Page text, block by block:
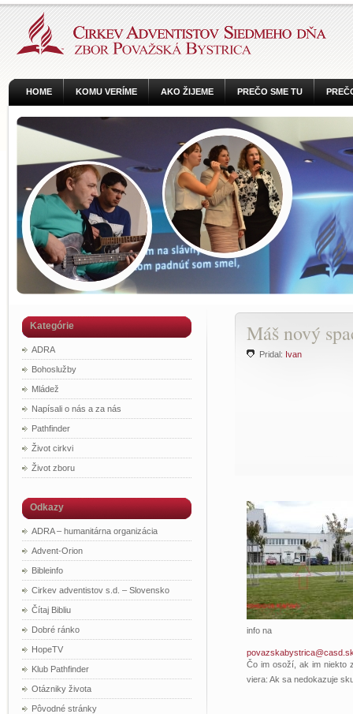
HOME KOMU VERÍME AKO ŽIJEME PREČO SME TU
Máš nový
Pridal: Ivan
info na
Čo im osoží, ak im niekto
viera: Ak sa nedokazuje
Kategórie
ADRA
Bohoslužby
Mládež
Napísali o nás a za nás
Pathfinder
Život cirkvi
Život zboru
Odkazy
ADRA – humanitárna organizácia
Advent-Orion
Bibleinfo
Cirkev adventistov s.d. – Slovensko
Čítaj Bibliu
Dobré ránko
HopeTV
Klub Pathfinder
Otázniky života
Pôvodné stránky